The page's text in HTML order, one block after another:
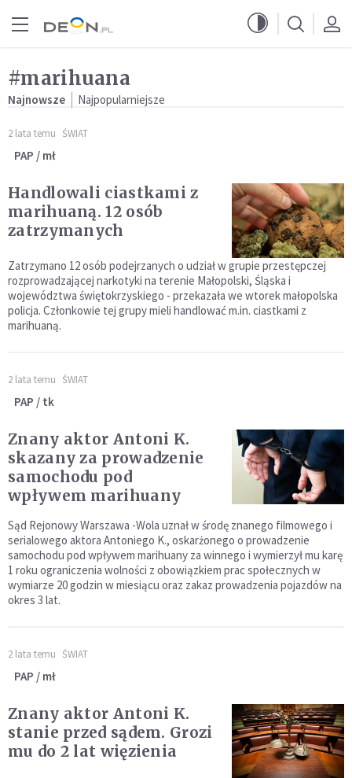
#marihuana
Najnowsze Najpopularniejsze
2 lata temu ŚWIAT
PAP / mł
Handlowali ciastkami z
marihuaną. 12 osób
zatrzymanych
Zatrzymano 12 osób podejrzanych o udział w grupie przestępczej
rozprowadzającej narkotyki na terenie Małopolski, Śląska i
województwa świętokrzyskiego - przekazała we wtorek małopolska
policja. Członkowie tej grupy mieli handlować m.in. ciastkami z
marihuaną.
2 lata temu ŚWIAT
PAP / tk
Znany aktor Antoni K.
skazany za prowadzenie
samochodu pod
wpływem marihuany
Sąd Rejonowy Warszawa -Wola uznał w środę znanego filmowego i
serialowego aktora Antoniego K., oskarżonego o prowadzenie
samochodu pod wpływem marihuany za winnego i wymierzył mu karę
1 roku ograniczenia wolności z obowiązkiem prac społecznych w
wymiarze 20 godzin w miesiącu oraz zakaz prowadzenia pojazdów na
okres 3 lat.
2 lata temu ŚWIAT
PAP / mł
Znany aktor Antoni K.
stanie przed sądem. Grozi
mu do 2 lat więzienia